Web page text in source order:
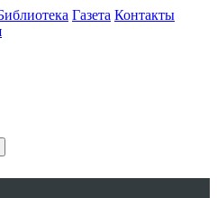
Газета Контакты